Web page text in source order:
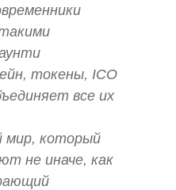
токены, ICO
все их
мир, который
не иначе, как